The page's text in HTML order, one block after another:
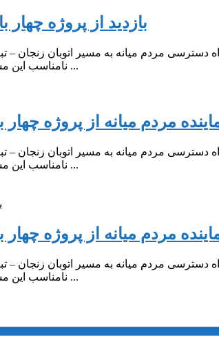
بازدید از پروژه
دسترسی مردم میانه به مسیر اتوبان زنجان
نامناسب این مسیر باعث بروز حوادث بسیاری در طول سال ...
مردم میانه از پروژه
دسترسی مردم میانه به مسیر اتوبان زنجان
نامناسب این مسیر باعث بروز حوادث بسیاری در طول سال ...
مردم میانه از پروژه
دسترسی مردم میانه به مسیر اتوبان زنجان
نامناسب این مسیر باعث بروز حوادث بسیاری در طول سال ...